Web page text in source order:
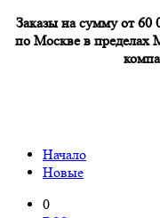
Заказы на сумму от
по Москве в
Начало
Новые
0